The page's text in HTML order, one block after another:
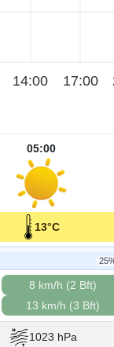
14:00 17:00
05:00
13°C
8 km/h (2 Bft)
13 km/h (3 Bft)
1023 hPa